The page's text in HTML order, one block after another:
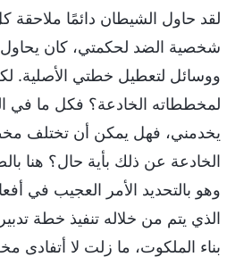
لقد حاول الشيطان دائمًا
شخصية الضد لحكمتي، كان يحاول
ووسائل لتعطيل خطتي الأصلية.
لمخططاته الخادعة؟ فكل ما في
يخدمني، فهل يمكن أن تختلف
الخادعة عن ذلك بأية حال؟ هنا
وهو بالتحديد الأمر العجيب في
الذي يتم من خلاله تنفيذ خطة
بناء الملكوت، ما زلت لا